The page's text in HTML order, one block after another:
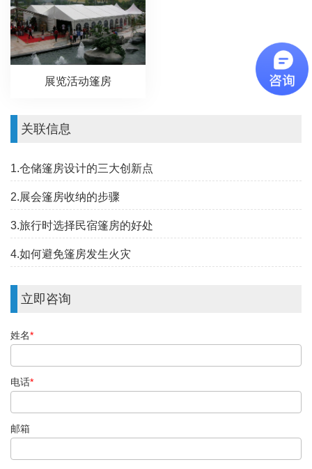
展览活动篷房
关联信息
1.仓储篷房设计的三大创新点
2.展会篷房收纳的步骤
3.旅行时选择民宿篷房的好处
4.如何避免篷房发生火灾
立即咨询
姓名*
电话*
邮箱